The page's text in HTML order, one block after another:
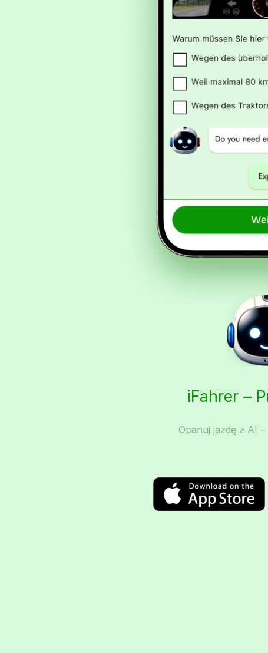
iFahrer –
Opanuj jazdę z AI